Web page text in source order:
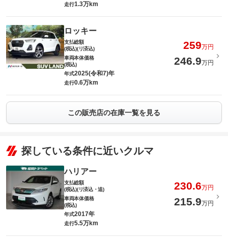
走行1.3万km
ロッキー
支払総額
(税込)(リ済込)
259万円
車両本体価格
(税込)
246.9万円
年式2025(令和7)年
走行0.6万km
この販売店の在庫一覧を見る
探している条件に近いクルマ
ハリアー
支払総額
(税込)(リ済込・追)
230.6万円
車両本体価格
(税込)
215.9万円
年式2017年
走行5.5万km